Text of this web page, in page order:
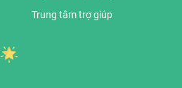
Trung tâm trợ giúp